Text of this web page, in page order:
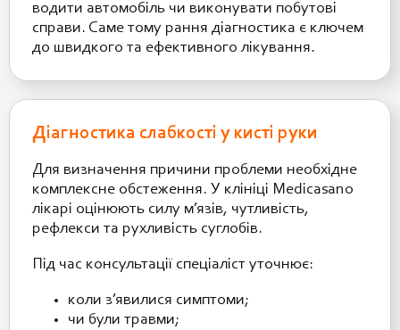
водити автомобіль чи виконувати побутові
справи. Саме тому рання діагностика є ключем
до швидкого та ефективного лікування.
Діагностика слабкості у кисті руки
Для визначення причини проблеми необхідне
комплексне обстеження. У клініці Medicasano
лікарі оцінюють силу м’язів, чутливість,
рефлекси та рухливість суглобів.
Під час консультації спеціаліст уточнює:
коли з’явилися симптоми;
чи були травми;